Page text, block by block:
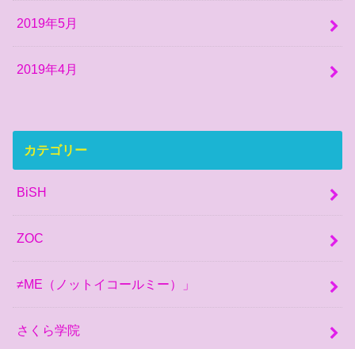
2019年5月
2019年4月
カテゴリー
BiSH
ZOC
≠ME（ノットイコールミー）」
さくら学院